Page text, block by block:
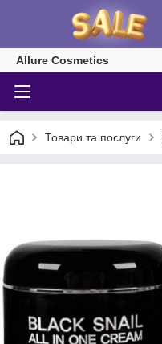
Allure Cosmetics
Товари та послуги